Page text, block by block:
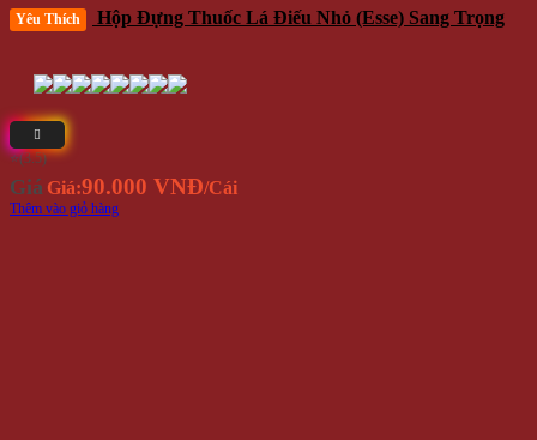
Yêu Thích Hộp Đựng Thuốc Lá Điếu Nhỏ (esse) Sang Trọng
⭐(3.5)
Giá Giá:90.000 VNĐ/Cái
Thêm vào giỏ hàng